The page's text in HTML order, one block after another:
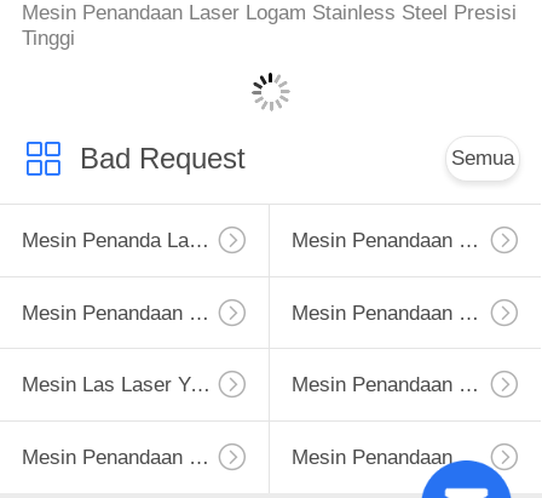
Mesin Penandaan Laser Logam Stainless Steel Presisi
Tinggi
Bad Request Semua
Mesin Penanda Laser Serat Mesin Penandaan Laser UV
Mesin Penandaan Laser CO2 Mesin Penandaan Laser Portabel
Mesin Las Laser YAG Mesin Penandaan Laser Terbang
Mesin Penandaan Laser Genggam Mesin Penandaan Laser Dioda